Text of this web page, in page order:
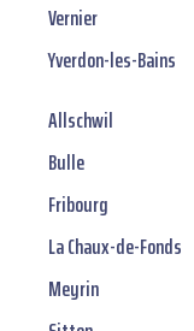
Vernier
Yverdon-les-Bains
Allschwil
Bulle
Fribourg
La Chaux-de-Fonds
Meyrin